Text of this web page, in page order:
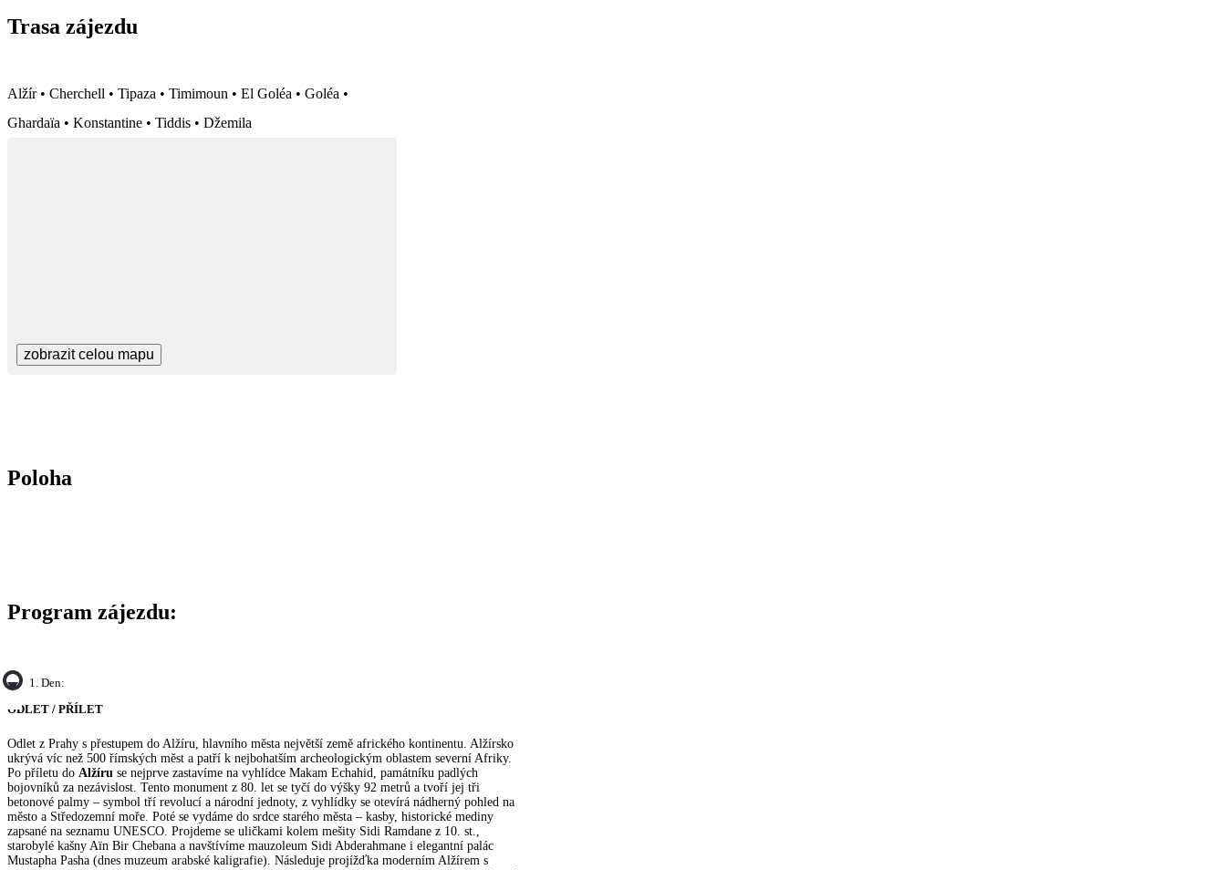
Trasa zájezdu
Alžír • Cherchell • Tipaza • Timimoun • El Goléa • Goléa •
Ghardaïa • Konstantine • Tiddis • Džemila
zobrazit celou mapu
Poloha
Program zájezdu:
1. Den:
ODLET / PŘÍLET
Odlet z Prahy s přestupem do Alžíru, hlavního města největší země afrického kontinentu. Alžírsko
ukrývá víc než 500 římských měst a patří k nejbohatším archeologickým oblastem severní Afriky.
Po příletu do Alžíru se nejprve zastavíme na vyhlídce Makam Echahid, památníku padlých
bojovníků za nezávislost. Tento monument z 80. let se tyčí do výšky 92 metrů a tvoří jej tři
betonové palmy – symbol tří revolucí a národní jednoty, z vyhlídky se otevírá nádherný pohled na
město a Středozemní moře. Poté se vydáme do srdce starého města – kasby, historické mediny
zapsané na seznamu UNESCO. Projdeme se uličkami kolem mešity Sidi Ramdane z 10. st.,
starobylé kašny Aïn Bir Chebana a navštívíme mauzoleum Sidi Abderahmane i elegantní palác
Mustapha Pasha (dnes muzeum arabské kaligrafie). Následuje projížďka moderním Alžírem s